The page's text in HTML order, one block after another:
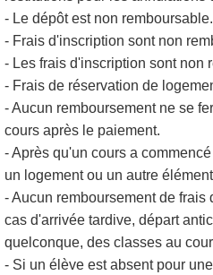
- Le dépôt est non remboursable.
- Frais d'inscription sont non
- Les frais d'inscription sont non
- Frais de réservation de
- Aucun remboursement ne se
cours après le paiement.
- Après qu'un cours a
un logement ou un autre
- Aucun remboursement de
cas d'arrivée tardive, départ
quelconque, des classes au
- Si un élève est absent pour